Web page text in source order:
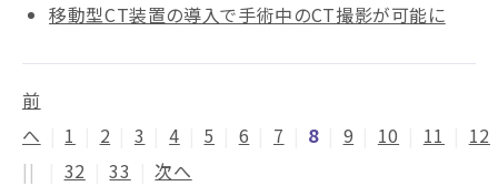
移動型CT装置の導入で手術中のCT撮影が可能に
前
へ
1 2 3 4 5 6 7 8 9 10 11
12
||
32 33 次へ